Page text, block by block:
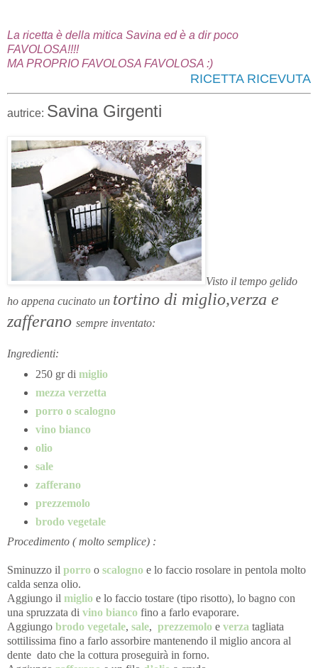
La ricetta è della mitica Savina ed è a dir poco
FAVOLOSA!!!!
MA PROPRIO FAVOLOSA FAVOLOSA :)
RICETTA RICEVUTA
autrice: Savina Girgenti
Visto il tempo gelido
ho appena cucinato un tortino di miglio,verza e
zafferano sempre inventato:
Ingredienti:
250 gr di miglio
mezza verzetta
porro o scalogno
vino bianco
olio
sale
zafferano
prezzemolo
brodo vegetale
Procedimento ( molto semplice) :
Sminuzzo il porro o scalogno e lo faccio rosolare in pentola molto
calda senza olio.
Aggiungo il miglio e lo faccio tostare (tipo risotto), lo bagno con
una spruzzata di vino bianco fino a farlo evaporare.
Aggiungo brodo vegetale, sale, prezzemolo e verza tagliata
sottilissima fino a farlo assorbire mantenendo il miglio ancora al
dente dato che la cottura proseguirà in forno.